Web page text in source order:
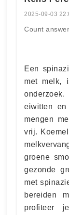
2025-09-03
Count
Een
met melk,
eiwitten
mengen
vrij.
groene
gezonde
met
bereiden
profiteer